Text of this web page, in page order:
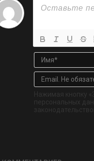
Нажимая кнопку
персональных